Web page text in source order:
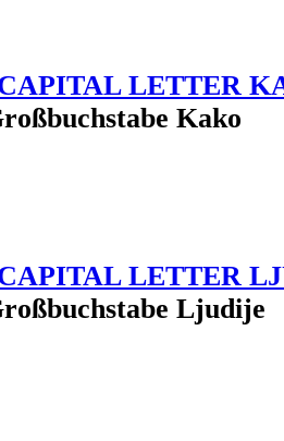
LETTER
Kako
LETTER
Ljudije